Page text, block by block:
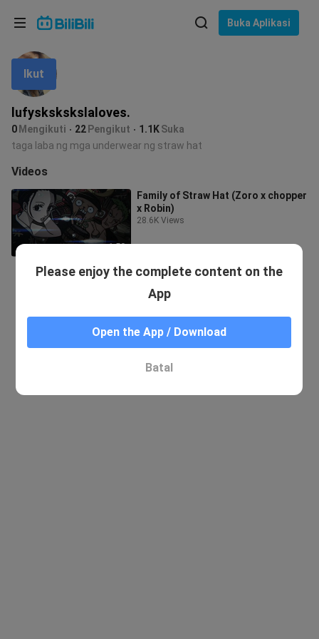
Buka Aplikasi
lufyskskskslaloves.
0 Mengikuti 22 Pengikut 1.1KSuka
Ikut
taga laba ng mga underwear ng straw hat
Videos
1:53
Family of Straw Hat (Zoro x chopper
x Robin)
28.6K Views
Bahasa: Bahasa Melayu
In
Pilih bahasa
English
ภาษาไทย
Tiếng Việt
Bahasa Indonesia
Bahasa Melayu
Please enjoy the complete content on the
App
Open the App / Download
Batal